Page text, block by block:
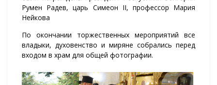
Румен Радев, царь Симеон II, профессор Мария
Нейкова
По окончании торжественных мероприятий все
владыки, духовенство и миряне собрались перед
входом в храм для общей фотографии.